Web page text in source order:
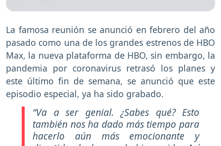
La famosa reunión se anunció en febrero del año
pasado como una de los grandes estrenos de HBO
Max, la nueva plataforma de HBO, sin embargo, la
pandemia por coronavirus retrasó los planes y
este último fin de semana, se anunció que este
episodio especial, ya ha sido grabado.
“Va a ser genial. ¿Sabes qué? Esto
también nos ha dado más tiempo para
hacerlo aún más emocionante y